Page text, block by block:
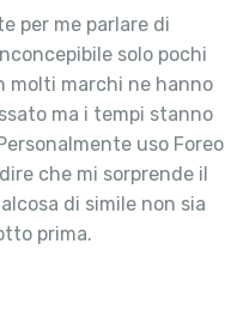
per me parlare di
solo pochi
molti marchi ne hanno
ma i tempi stanno
uso Foreo
che mi sorprende il
di simile non sia
prima.